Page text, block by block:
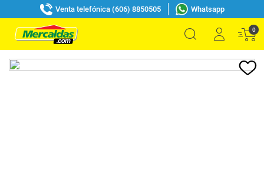
Venta telefónica (606) 8850505 Whatsapp
0